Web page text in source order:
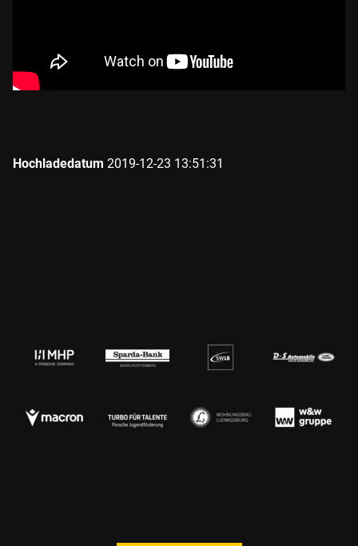
Hochladedatum 2019-12-23 13:51:31